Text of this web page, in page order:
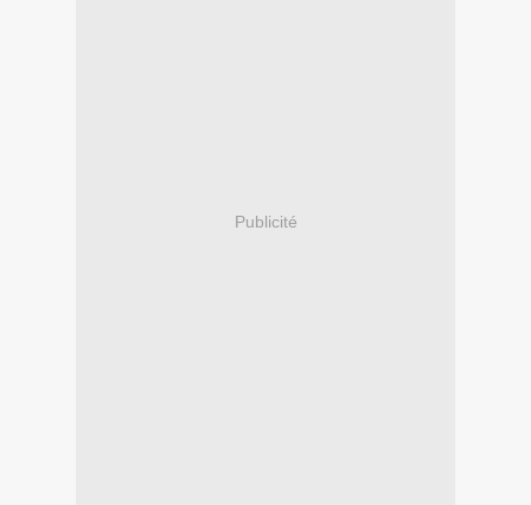
Publicité